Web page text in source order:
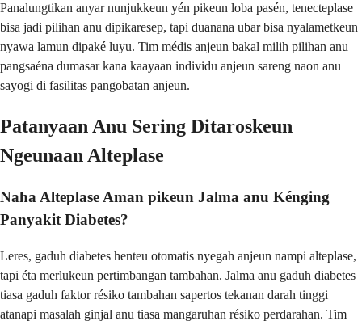
Panalungtikan anyar nunjukkeun yén pikeun loba pasén, tenecteplase
bisa jadi pilihan anu dipikaresep, tapi duanana ubar bisa nyalametkeun
nyawa lamun dipaké luyu. Tim médis anjeun bakal milih pilihan anu
pangsaéna dumasar kana kaayaan individu anjeun sareng naon anu
sayogi di fasilitas pangobatan anjeun.
Patanyaan Anu Sering Ditaroskeun
Ngeunaan Alteplase
Naha Alteplase Aman pikeun Jalma anu Kénging
Panyakit Diabetes?
Leres, gaduh diabetes henteu otomatis nyegah anjeun nampi alteplase,
tapi éta merlukeun pertimbangan tambahan. Jalma anu gaduh diabetes
tiasa gaduh faktor résiko tambahan sapertos tekanan darah tinggi
atanapi masalah ginjal anu tiasa mangaruhan résiko perdarahan. Tim